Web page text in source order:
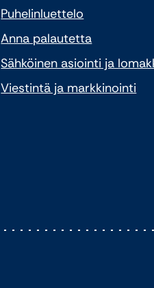
Puhelinluettelo
Anna palautetta
Sähköinen asiointi ja
Viestintä ja markkinointi